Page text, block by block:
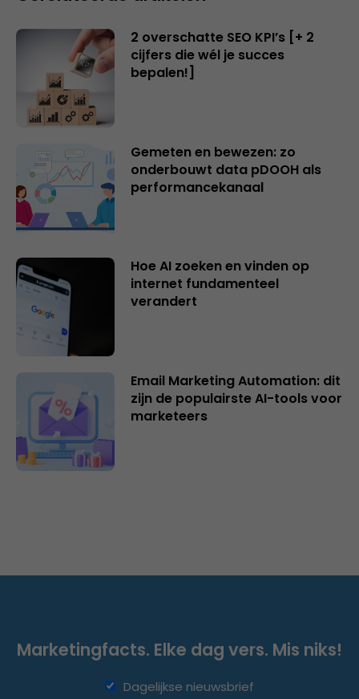
2 overschatte SEO KPI’s [+ 2
cijfers die wél je succes
bepalen!]
Gemeten en bewezen: zo
onderbouwt data pDOOH als
performancekanaal
Hoe AI zoeken en vinden op
internet fundamenteel
verandert
Email Marketing Automation: dit
zijn de populairste AI-tools voor
marketeers
Marketingfacts. Elke dag vers. Mis niks!
Dagelijkse nieuwsbrief